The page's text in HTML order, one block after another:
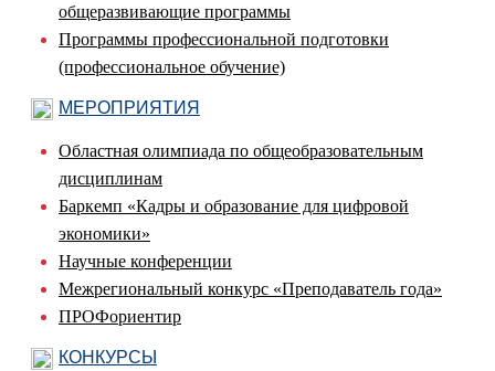
общеразвивающие программы
Программы профессиональной подготовки
(профессиональное обучение)
МЕРОПРИЯТИЯ
Областная олимпиада по общеобразовательным
дисциплинам
Баркемп «Кадры и образование для цифровой
экономики»
Научные конференции
Межрегиональный конкурс «Преподаватель года»
ПРОФориентир
КОНКУРСЫ